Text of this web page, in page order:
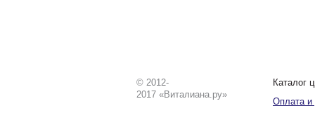
© 2012-
2017 «Виталиана.ру»
Каталог
Оплата и